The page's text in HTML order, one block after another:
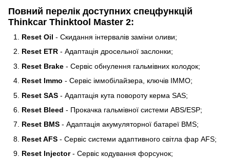
Повний перелік доступних спецфункцій
Thinkcar Thinktool Master 2:
Reset Oil - Скидання інтервалів заміни оливи;
Reset ETR - Адаптація дросельної заслонки;
Reset Brake - Сервіс обнулення гальмівних колодок;
Reset Immo - Сервіс іммобілайзера, ключів IMMO;
Reset SAS - Адаптація кута повороту керма SAS;
Reset Bleed - Прокачка гальмівної системи ABS/ESP;
Reset BMS - Адаптація акумуляторної батареї BMS;
Reset AFS - Сервіс системи адаптивного світла фар AFS;
Reset Injector- Cервіс кодування форсунок;